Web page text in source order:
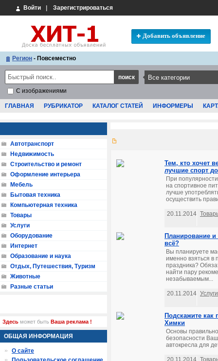
Войти Зарегистрироваться
Добавить объявление
Регион - Повсеместно
С изображениями
ГЛАВНАЯ РУБРИКАТОР КАТАЛОГ СТАТЕЙ ИНФОРМЕРЫ
Тем, кто хочет
лучшие спорт
При
на спортивное
лучше
осуществить
20.11.2014
Планирование и
всё?
Вы планируете
именно взяться в
праздника?
найти пару
незабываемым...
20.11.2014 Услуги
Подскажите как
Химки
Основы
безопасности
автокресла для
Автотранспорт
Недвижимость
Строительство и ремонт
Оформление интерьера
Мебель
Бытовая техника
Компьютерная техника
Товары
Услуги
Оборудование
Интернет
Образование и наука
Отдых, Путешествия, Туризм
Животные
Разные статьи
Здесь может быть Ваша реклама !
ОБЩАЯ ИНФОРМАЦИЯ
О сайте